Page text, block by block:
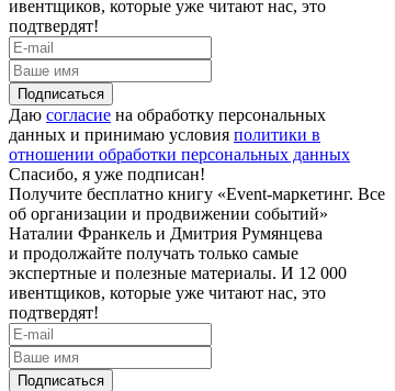
ивентщиков, которые уже читают нас, это
подтвердят!
Подписаться
Даю согласие на обработку персональных
данных и принимаю условия политики в
отношении обработки персональных данных
Спасибо, я уже подписан!
Получите бесплатно книгу «Event-маркетинг. Все
об организации и продвижении событий»
Наталии Франкель и Дмитрия Румянцева
и продолжайте получать только самые
экспертные и полезные материалы. И 12 000
ивентщиков, которые уже читают нас, это
подтвердят!
Подписаться